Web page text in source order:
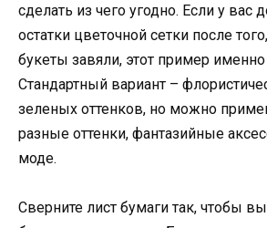
сделать из чего угодно. Если у вас
остатки цветочной сетки после
букеты завяли, этот пример именно
Стандартный вариант –
зеленых оттенков, но можно
разные оттенки, фантазийные
моде.
Сверните лист бумаги так, чтобы